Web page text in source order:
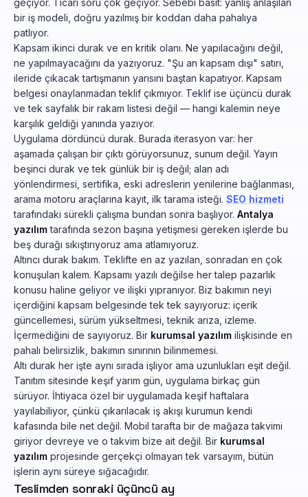
geçiyor. Ticari soru çok geçiyor. Sebebi basit: yanlış anlaşılan
bir iş modeli, doğru yazılmış bir koddan daha pahalıya
patlıyor.
Kapsam ikinci durak ve en kritik olanı. Ne yapılacağını değil,
ne yapılmayacağını da yazıyoruz. "Şu an kapsam dışı" satırı,
ileride çıkacak tartışmanın yarısını baştan kapatıyor. Kapsam
belgesi onaylanmadan teklif çıkmıyor. Teklif ise üçüncü durak
ve tek sayfalık bir rakam listesi değil — hangi kalemin neye
karşılık geldiği yanında yazıyor.
Uygulama dördüncü durak. Burada iterasyon var: her
aşamada çalışan bir çıktı görüyorsunuz, sunum değil. Yayın
beşinci durak ve tek günlük bir iş değil; alan adı
yönlendirmesi, sertifika, eski adreslerin yenilerine bağlanması,
arama motoru araçlarına kayıt, ilk tarama isteği. SEO hizmeti
tarafındaki sürekli çalışma bundan sonra başlıyor. Antalya
yazılımtarafında sezon başına yetişmesi gereken işlerde bu
beş durağı sıkıştırıyoruz ama atlamıyoruz.
Altıncı durak bakım. Teklifte en az yazılan, sonradan en çok
konuşulan kalem. Kapsamı yazılı değilse her talep pazarlık
konusu haline geliyor ve ilişki yıpranıyor. Biz bakımın neyi
içerdiğini kapsam belgesinde tek tek sayıyoruz: içerik
güncellemesi, sürüm yükseltmesi, teknik arıza, izleme.
İçermediğini de sayıyoruz. Bir kurumsal yazılım ilişkisinde en
pahalı belirsizlik, bakımın sınırının bilinmemesi.
Altı durak her işte aynı sırada işliyor ama uzunlukları eşit değil.
Tanıtım sitesinde keşif yarım gün, uygulama birkaç gün
sürüyor. İhtiyaca özel bir uygulamada keşif haftalara
yayılabiliyor, çünkü çıkarılacak iş akışı kurumun kendi
kafasında bile net değil. Mobil tarafta bir de mağaza takvimi
giriyor devreye ve o takvim bize ait değil. Bir kurumsal
yazılım projesinde gerçekçi olmayan tek varsayım, bütün
işlerin aynı süreye sığacağıdır.
Teslimden sonraki üçüncü ay